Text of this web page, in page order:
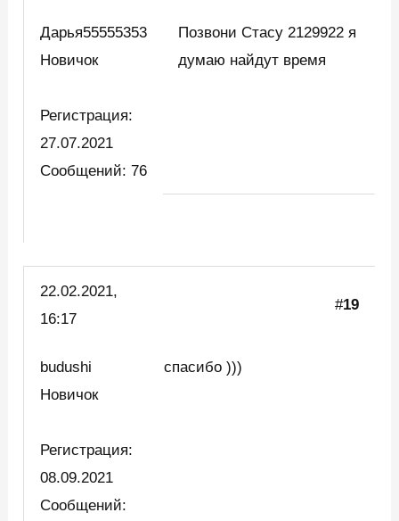
Дарья55555353
Новичок
Регистрация:
27.07.2021
Сообщений: 76
Позвони Стасу 2129922 я
думаю найдут время
22.02.2021,
16:17
#19
budushi
Новичок
Регистрация:
08.09.2021
Сообщений:
спасибо )))